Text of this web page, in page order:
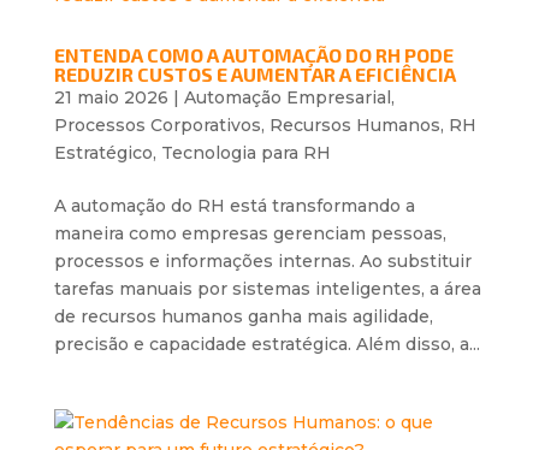
ENTENDA COMO A AUTOMAÇÃO DO RH PODE
REDUZIR CUSTOS E AUMENTAR A EFICIÊNCIA
21 maio 2026 | Automação Empresarial,
Processos Corporativos, Recursos Humanos, RH
Estratégico, Tecnologia para RH
A automação do RH está transformando a
maneira como empresas gerenciam pessoas,
processos e informações internas. Ao substituir
tarefas manuais por sistemas inteligentes, a área
de recursos humanos ganha mais agilidade,
precisão e capacidade estratégica. Além disso, a...